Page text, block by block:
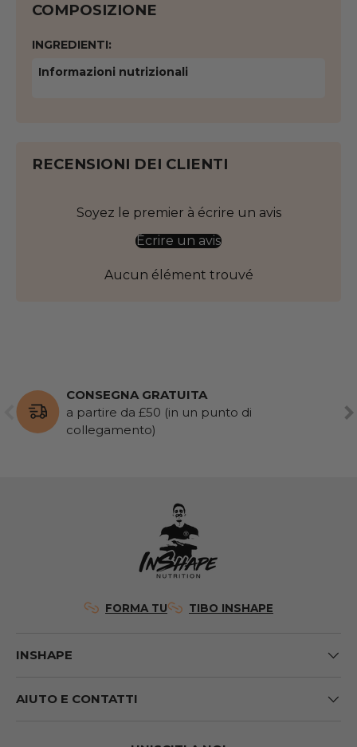
COMPOSIZIONE
INGREDIENTI:
Informazioni nutrizionali
RECENSIONI DEI CLIENTI
Soyez le premier à écrire un avis
Écrire un avis
Aucun élément trouvé
PRECEDENTE
CONSEGNA GRATUITA
a partire da £50 (in un punto di
collegamento)
FORMA TU TIBO INSHAPE
INSHAPE
AIUTO E CONTATTI